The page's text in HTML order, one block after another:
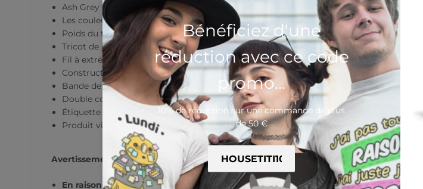
Ash Grey est composé de 99 % coton et d’1 % de polyester
Les couleurs Heather sont composées de 50 % cotton et de 50 % polyester
Poids du tissu : 170–180 g/m² (5.0–5.3 oz/yd²)
Tricot de jersey pré-rétréci
Fil à extrémité ouverte
Construction tubulaire
Bande de propreté au col et aux épaules
Double couture aux manches et à l’ourlet inférieur
Étiquette détachable
Produit vierge provenant du Honduras, Nicaragua, Haïti, République dominicaine,
Avertissements :
En raison des propriétés du tissu, la variante de couleur blanche peut apparaître
Bénéficiez d'une
réduction avec ce code
promo...
10% de réduction sur une commande de plus
de 50 €